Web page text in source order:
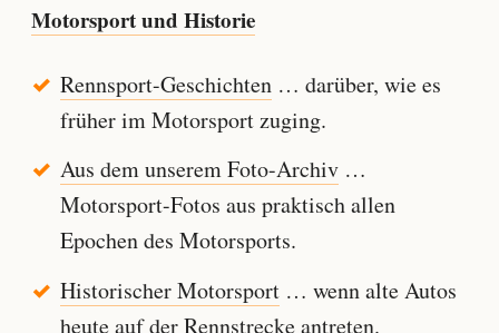
Motorsport und Historie
Rennsport-Geschichten… darüber, wie es
früher im Motorsport zuging.
Aus dem unserem Foto-Archiv…
Motorsport-Fotos aus praktisch allen
Epochen des Motorsports.
Historischer Motorsport… wenn alte Autos
heute auf der Rennstrecke antreten.